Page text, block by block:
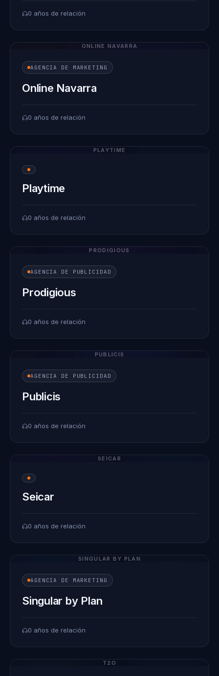
0 años de relación
ONLINE NAVARRA
AGENCIA DE MARKETING
Online Navarra
0 años de relación
PLAYTIME
Playtime
0 años de relación
PRODIGIOUS
AGENCIA DE PUBLICIDAD
Prodigious
0 años de relación
PUBLICIS
AGENCIA DE PUBLICIDAD
Publicis
0 años de relación
SEICAR
Seicar
0 años de relación
SINGULAR BY PLAN
AGENCIA DE MARKETING
Singular by Plan
0 años de relación
T2O